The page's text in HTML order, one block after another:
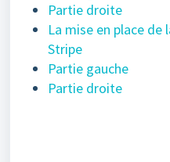
Partie droite
La mise en place de
Stripe
Partie gauche
Partie droite